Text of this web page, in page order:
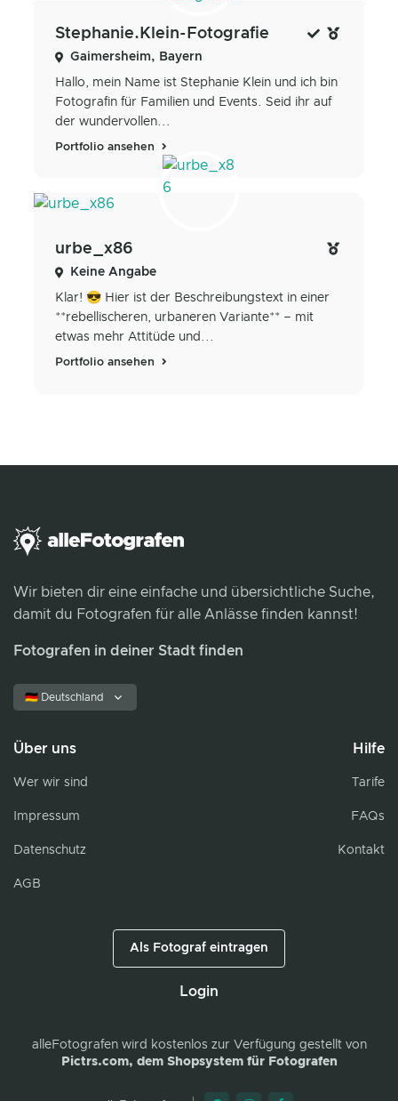
Stephanie.Klein-Fotografie
Gaimersheim, Bayern
Hallo, mein Name ist Stephanie Klein und ich bin
Fotografin für Familien und Events. Seid ihr auf
der wundervollen...
Portfolio ansehen
urbe_x86
Keine Angabe
Klar! 😎 Hier ist der Beschreibungstext in einer
**rebellischeren, urbaneren Variante** – mit
etwas mehr Attitüde und...
Portfolio ansehen
Wir bieten dir eine einfache und übersichtliche Suche,
damit du Fotografen für alle Anlässe finden kannst!
Fotografen in deiner Stadt finden
🇩🇪 Deutschland
Über uns
Wer wir sind
Impressum
Datenschutz
AGB
Hilfe
Tarife
FAQs
Kontakt
Als Fotograf eintragen
Login
alleFotografenwird kostenlos zur Verfügung gestellt von
Pictrs.com, dem Shopsystem für Fotografen